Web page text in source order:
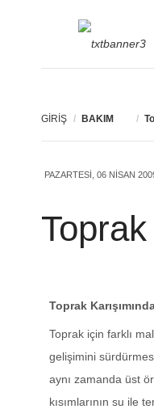
GİRİŞ / BAKIM /
PAZARTESI, 06 NISAN
Toprak
Toprak
Toprak için farklı
gelişimini
aynı zamanda üst
kısımlarının su ile
Derneğimize üye olmak için
Generatif / Tohum
Taksonomi
Güner / Turan Baykal
M.Çetin Yalçın
Süleyman Demir
Palmiye Merkezi
Taner Angay